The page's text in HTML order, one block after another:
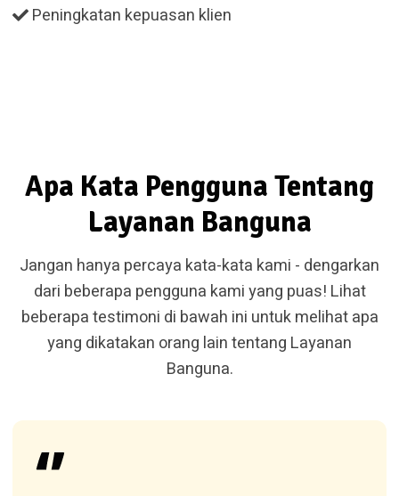
Peningkatan kepuasan klien
Apa Kata Pengguna Tentang
Layanan Banguna
Jangan hanya percaya kata-kata kami - dengarkan
dari beberapa pengguna kami yang puas! Lihat
beberapa testimoni di bawah ini untuk melihat apa
yang dikatakan orang lain tentang Layanan
Banguna.